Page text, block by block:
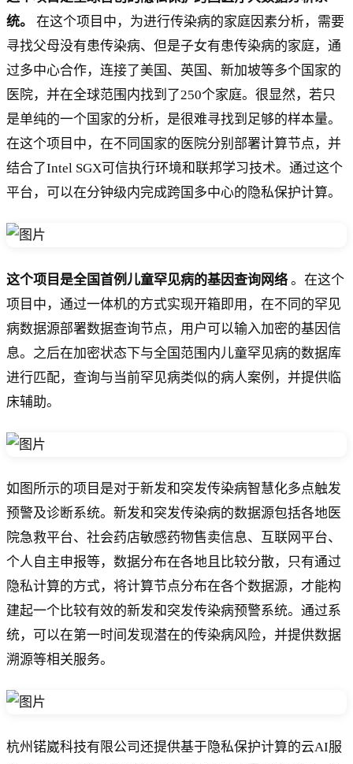
统。
在这个项目中，为进行传染病的家庭因素分析，需要
寻找父母没有患传染病、但是子女有患传染病的家庭，通
过多中心合作，连接了美国、英国、新加坡等多个国家的
医院，并在全球范围内找到了250个家庭。很显然，若只
是单纯的一个国家的分析，是很难寻找到足够的样本量。
在这个项目中，在不同国家的医院分别部署计算节点，并
结合了Intel SGX可信执行环境和联邦学习技术。通过这个
平台，可以在分钟级内完成跨国多中心的隐私保护计算。
这个项目是全国首例儿童罕见病的基因查询网络 。在这个
项目中，通过一体机的方式实现开箱即用，在不同的罕见
病数据源部署数据查询节点，用户可以输入加密的基因信
息。之后在加密状态下与全国范围内儿童罕见病的数据库
进行匹配，查询与当前罕见病类似的病人案例，并提供临
床辅助。
如图所示的项目是对于新发和突发传染病智慧化多点触发
预警及诊断系统。新发和突发传染病的数据源包括各地医
院急救平台、社会药店敏感药物售卖信息、互联网平台、
个人自主申报等，数据分布在各地且比较分散，只有通过
隐私计算的方式，将计算节点分布在各个数据源，才能构
建起一个比较有效的新发和突发传染病预警系统。通过系
统，可以在第一时间发现潜在的传染病风险，并提供数据
溯源等相关服务。
杭州锘崴科技有限公司还提供基于隐私保护计算的云AI服